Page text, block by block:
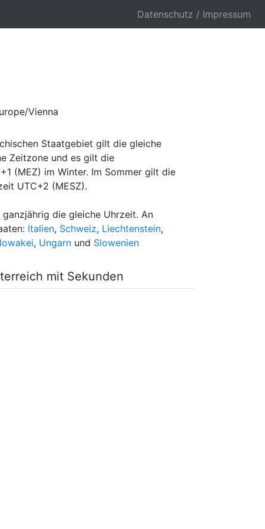
Datenschutz / Impressum
Vienna
Staatgebiet gilt die gleiche
Zeitzone und es gilt die
(MEZ) im Winter. Im Sommer gilt die
UTC+2 (MESZ).
die gleiche Uhrzeit. An
Italien, Schweiz, Liechtenstein,
, Ungarn und Slowenien
mit Sekunden